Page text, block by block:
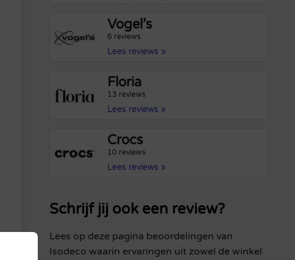
Vogel’s
6 reviews
Lees reviews »
Floria
13 reviews
Lees reviews »
Crocs
10 reviews
Lees reviews »
Schrijf jij ook een review?
Lees op deze pagina beoordelingen van
Isodeco waarin ervaringen uit zowel de winkel